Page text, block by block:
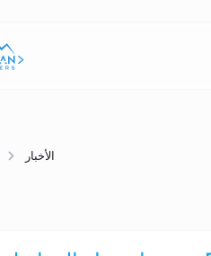
الأخبار